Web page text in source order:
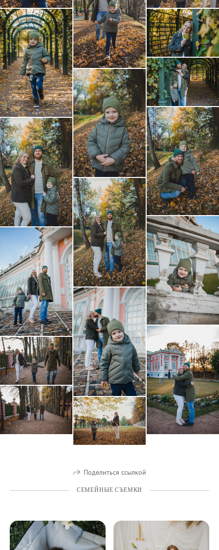
Поделиться ссылкой
СЕМЕЙНЫЕ СЪЕМКИ